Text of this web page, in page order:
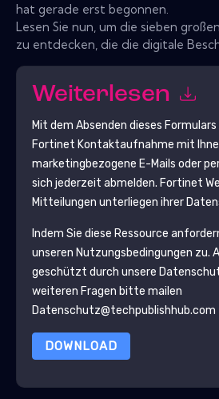
hat gerade erst begonnen.
Lesen Sie nun, um die sieben
zu entdecken, die die digitale
Weiterlesen
Mit dem Absenden dieses
Fortinet Kontaktaufnahme mit
marketingbezogene E-Mails oder
sich jederzeit abmelden. Fortinet
Mitteilungen unterliegen ihrer
Indem Sie diese Ressource
unseren Nutzungsbedingungen zu.
geschützt durch unsere
weiteren Fragen bitte mailen
Datenschutz@techpublishhub.com
DOWNLOAD